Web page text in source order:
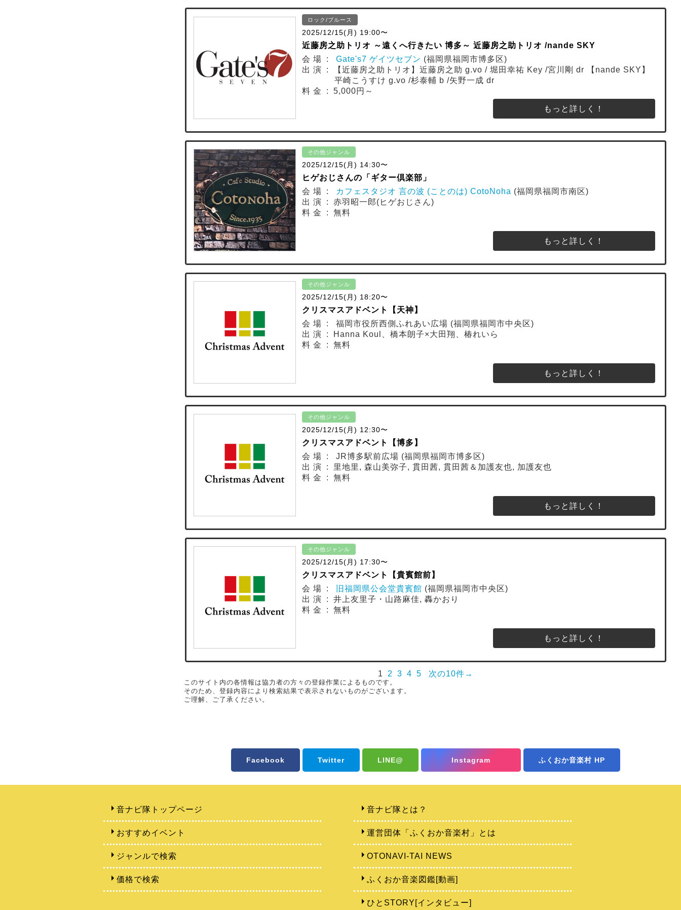
ロック/ブルース
2025/12/15(月) 19:00〜
近藤房之助トリオ ～遠くへ行きたい 博多～ 近藤房之助トリオ /nande SKY
会 場 : Gate's7 ゲイツセブン (福岡県福岡市博多区)
出 演 : 【近藤房之助トリオ】近藤房之助 g.vo / 堀田幸祐 Key /宮川剛 dr 【nande SKY】
平崎こうすけ g.vo /杉泰輔 b /矢野一成 dr
料 金 : 5,000円～
もっと詳しく！
その他ジャンル
2025/12/15(月) 14:30〜
ヒゲおじさんの「ギター倶楽部」
会 場 :
カフェスタジオ 言の波 (ことのは) CotoNoha (福岡県福岡市南区)
出 演 : 赤羽昭一郎(ヒゲおじさん)
料 金 : 無料
もっと詳しく！
その他ジャンル
2025/12/15(月) 18:20〜
クリスマスアドベント【天神】
会 場 : 福岡市役所西側ふれあい広場 (福岡県福岡市中央区)
出 演 : Hanna Koul、橋本朗子×大田翔、椿れいら
料 金 : 無料
もっと詳しく！
その他ジャンル
2025/12/15(月) 12:30〜
クリスマスアドベント【博多】
会 場 : JR博多駅前広場 (福岡県福岡市博多区)
出 演 : 里地里, 森山美弥子, 貫田茜, 貫田茜＆加護友也, 加護友也
料 金 : 無料
もっと詳しく！
その他ジャンル
2025/12/15(月) 17:30〜
クリスマスアドベント【貴賓館前】
会 場 :
旧福岡県公会堂貴賓館 (福岡県福岡市中央区)
出 演 : 井上友里子・山路麻佳, 轟かおり
料 金 : 無料
もっと詳しく！
1 2 3 4 5 次の10件→
このサイト内の各情報は協力者の方々の登録作業によるものです。
そのため、登録内容により検索結果で表示されないものがございます。
ご理解、ご了承ください。
Facebook Twitter LINE@ Instagram ふくおか音楽村 HP
音ナビ隊トップページ
おすすめイベント
ジャンルで検索
価格で検索
音ナビ隊とは？
運営団体「ふくおか音楽村」とは
OTONAVI-TAI NEWS
ふくおか音楽図鑑[動画]
ひとSTORY[インタビュー]